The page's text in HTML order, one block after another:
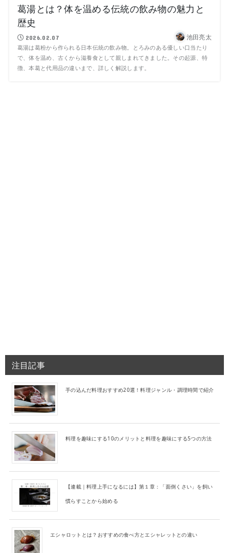
葛湯とは？体を温める伝統の飲み物の魅力と
歴史
2026.02.07 池田亮太
葛湯は葛粉から作られる日本伝統の飲み物。とろみのある優しい口当たり
で、体を温め、古くから滋養食として親しまれてきました。その起源、特
徴、本葛と代用品の違いまで、詳しく解説します。
注目記事
手の込んだ料理おすすめ20選！料理ジャンル・調理時間で紹介
料理を趣味にする10のメリットと料理を趣味にする5つの方法
【連載｜料理上手になるには】第１章：「面倒くさい」を飼い
慣らすことから始める
エシャロットとは？おすすめの食べ方とエシャレットとの違い